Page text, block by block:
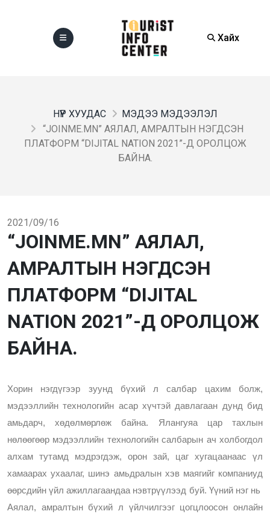
Хайх
НҮҮР ХУУДАС
МЭДЭЭ МЭДЭЭЛЭЛ
“JOINME.MN” АЯЛАЛ, АМРАЛТЫН НЭГДСЭН
ПЛАТФОРМ “DIJITAL NATION 2021”-Д ОРОЛЦОЖ
БАЙНА.
2021/09/16
“JOINME.MN” АЯЛАЛ,
АМРАЛТЫН НЭГДСЭН
ПЛАТФОРМ “DIJITAL
NATION 2021”-Д ОРОЛЦОЖ
БАЙНА.
Хорин нэгдүгээр зуунд бүхий л салбар цахим болж,
мэдээллийн технологийн асар хүчтэй давлагаан дунд бид
амьдарч, хөдөлмөрлөж байна. Ялангуяа цар тахлын
нөлөөгөөр мэдээллийн технологийн салбарын ач холбогдол
алхам тутамд мэдрэгдэж, орон зай, цаг хугацаанаас үл
хамаарах ухаалаг, шинэ амьдралын хэв маягийг компаниуд
өөрсдийн үйл ажиллагаандаа нэвтрүүлээд буй. Үүний нэг нь
Аялал, амралтын бүхий л үйлчилгээг цогцлоосон онлайн